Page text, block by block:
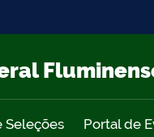
Seleções Portal de